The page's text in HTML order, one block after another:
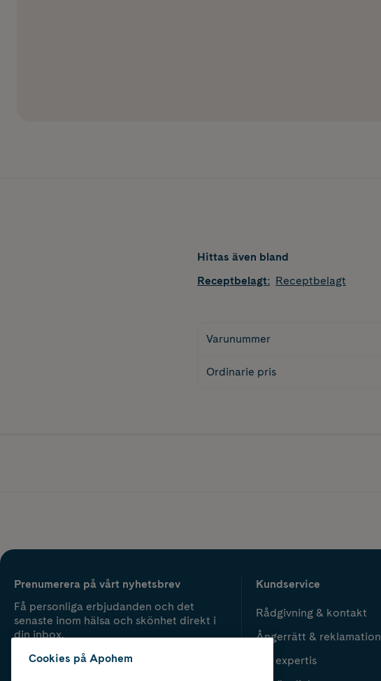
Hittas även bland
Receptbelagt: Receptbelagt
Varunummer
Ordinarie pris
Prenumerera på vårt nyhetsbrev
Få personliga erbjudanden och det
senaste inom hälsa och skönhet direkt i
din inbox.
Kundservice
Rådgivning & kontakt
Ångerrätt & reklamation
Vår expertis
Cookies på Apohem